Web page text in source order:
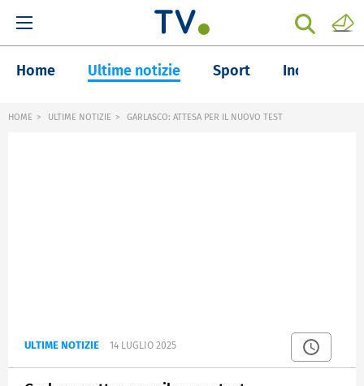
Home Ultime notizie Sport Inchieste
HOME ULTIME NOTIZIE GARLASCO: ATTESA PER IL NUOVO TEST
ULTIME NOTIZIE 14 LUGLIO 2025